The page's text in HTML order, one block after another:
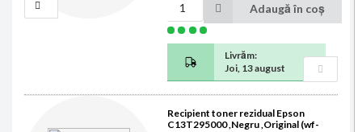
Adaugă în coș
Livrăm:
Joi, 13 august
Recipient toner rezidual Epson
C13T295000 ,Negru ,Original (wf-